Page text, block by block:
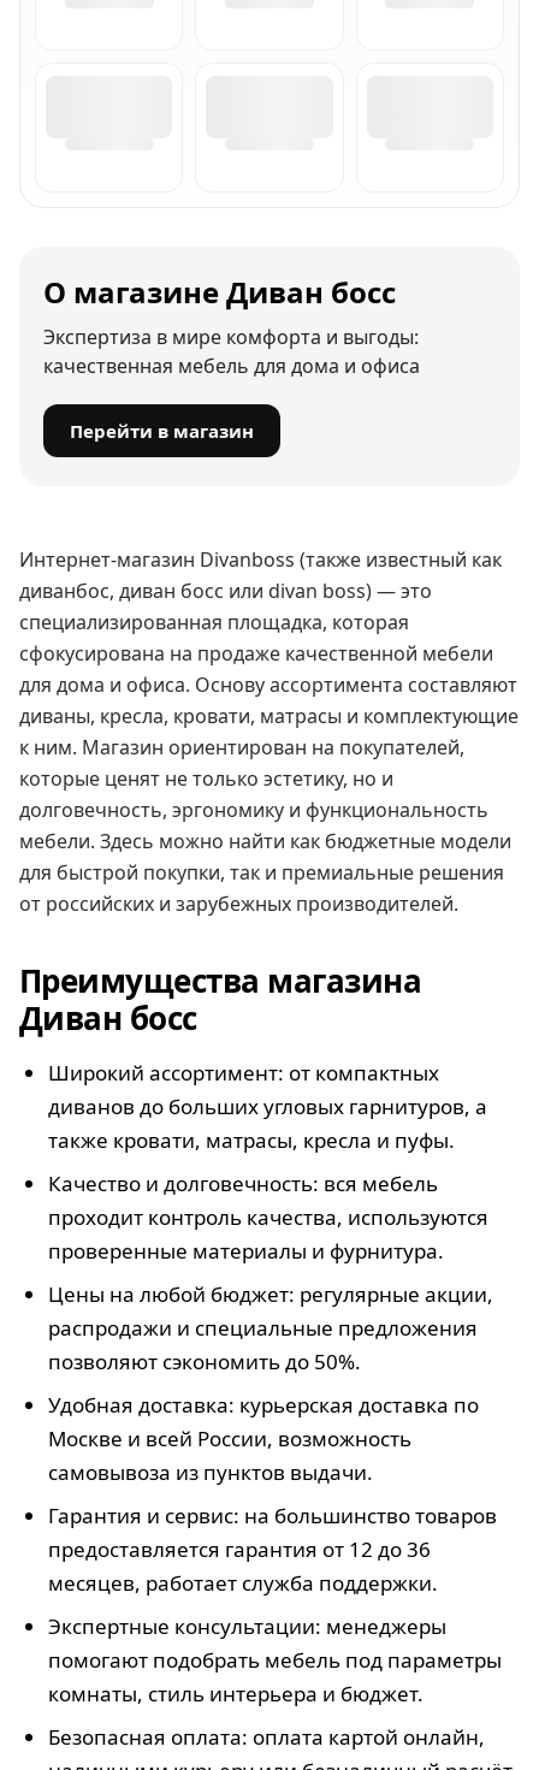
О магазине Диван босс
Экспертиза в мире комфорта и выгоды:
качественная мебель для дома и офиса
Перейти в магазин
Интернет-магазин Divanboss (также известный как
диванбос, диван босс или divan boss) — это
специализированная площадка, которая
сфокусирована на продаже качественной мебели
для дома и офиса. Основу ассортимента составляют
диваны, кресла, кровати, матрасы и комплектующие
к ним. Магазин ориентирован на покупателей,
которые ценят не только эстетику, но и
долговечность, эргономику и функциональность
мебели. Здесь можно найти как бюджетные модели
для быстрой покупки, так и премиальные решения
от российских и зарубежных производителей.
Преимущества магазина
Диван босс
Широкий ассортимент: от компактных
диванов до больших угловых гарнитуров, а
также кровати, матрасы, кресла и пуфы.
Качество и долговечность: вся мебель
проходит контроль качества, используются
проверенные материалы и фурнитура.
Цены на любой бюджет: регулярные акции,
распродажи и специальные предложения
позволяют сэкономить до 50%.
Удобная доставка: курьерская доставка по
Москве и всей России, возможность
самовывоза из пунктов выдачи.
Гарантия и сервис: на большинство товаров
предоставляется гарантия от 12 до 36
месяцев, работает служба поддержки.
Экспертные консультации: менеджеры
помогают подобрать мебель под параметры
комнаты, стиль интерьера и бюджет.
Безопасная оплата: оплата картой онлайн,